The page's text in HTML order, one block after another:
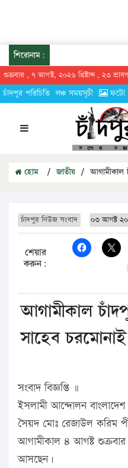
শিরোনাম:
শুক্রবার , ৭ আগস্ট, ২০২৬ খ্রিষ্টাব্দ , ২৩
চাঁদপুর পরিচিতি লঞ্চ সময়সূচী ফটো
হোম / জাতীয় / আগামীকাল
চাঁদপুর নিউজ সংবাদ ০৩ আগষ্ট
শেয়ার
করুন:
আগামীকাল
সাহেব চরমোনাই
সংবাদ বিজ্ঞপ্তি ॥
ইসলামী আন্দোলন
সৈয়দ মোঃ রেজাউল করিম
আগামীকাল ৪ আগষ্ট
আসছেন।